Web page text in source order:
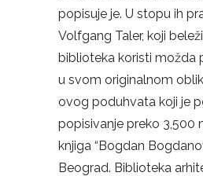
popisuje je. U stopu ih
Volfgang Taler, koji
biblioteka koristi možda
u svom originalnom
ovog poduhvata koji je
popisivanje preko 3,500
knjiga “Bogdan
Beograd. Biblioteka